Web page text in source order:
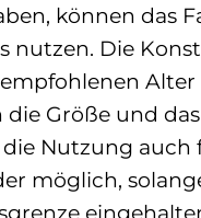
können das
nutzen. Die
die Größe und
die Nutzung auch
möglich,